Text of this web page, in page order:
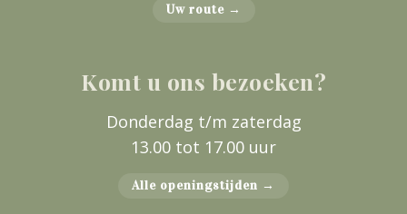
Uw route →
Komt u ons bezoeken?
Donderdag t/m zaterdag
13.00 tot 17.00 uur
Alle openingstijden →